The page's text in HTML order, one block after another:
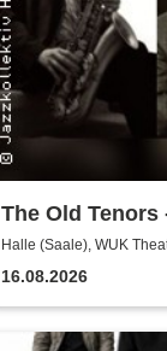
The Old Tenors
Halle (Saale), WUK
16.08.2026